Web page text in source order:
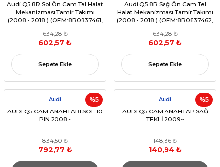
Audi Q5 8R Sol Ön Cam Tel Halat
Mekanizması Tamir Takımı
(2008 - 2018 ) (OEM:8R0837461,
8R0837461H
634,28 ₺
602,57 ₺
Sepete Ekle
Audi Q5 8R Sağ Ön Cam Tel
Halat Mekanizması Tamir Takımı
(2008 - 2018 ) (OEM:8R0837462,
8R0837462J)
634,28 ₺
602,57 ₺
Sepete Ekle
%5
Audi
AUDI Q5 CAM ANAHTARI SOL 10
PIN 2008~
834,50 ₺
792,77 ₺
%5
Audi
AUDI Q5 CAM ANAHTAR SAĞ
TEKLİ 2009~
148,36 ₺
140,94 ₺